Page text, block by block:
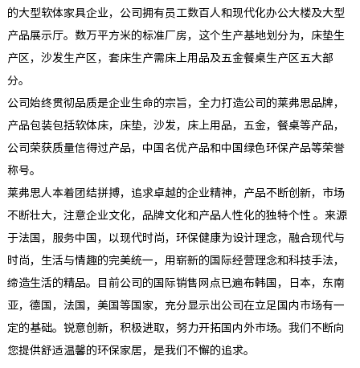
关于我们
的大型软体家具企业，公司拥有员工数百人和现代化办公大楼及大型
产品展示厅。数万平方米的标准厂房，这个生产基地划分为，床垫生
产区，沙发生产区，套床生产需床上用品及五金餐桌生产区五大部
分。
公司始终贯彻品质是企业生命的宗旨，全力打造公司的莱弗思品牌，
产品包装包括软体床，床垫，沙发，床上用品，五金，餐桌等产品，
公司荣获质量信得过产品，中国名优产品和中国绿色环保产品等荣誉
称号。
莱弗思人本着团结拼搏，追求卓越的企业精神，产品不断创新，市场
不断壮大，注意企业文化，品牌文化和产品人性化的独特个性 。来源
于法国，服务中国，以现代时尚，环保健康为设计理念，融合现代与
时尚，生活与情趣的完美统一，用崭新的国际经营理念和科技手法，
缔造生活的精品。目前公司的国际销售网点已遍布韩国，日本，东南
亚，德国，法国，美国等国家，充分显示出公司在立足国内市场有一
定的基础。锐意创新，积极进取，努力开拓国内外市场。我们不断向
您提供舒适温馨的环保家居，是我们不懈的追求。